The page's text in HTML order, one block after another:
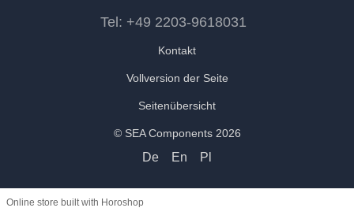
Tel: +49 2203-9618031
Kontakt
Vollversion der Seite
Seitenübersicht
© SEA Components 2026
De En Pl
Online store built with Horoshop